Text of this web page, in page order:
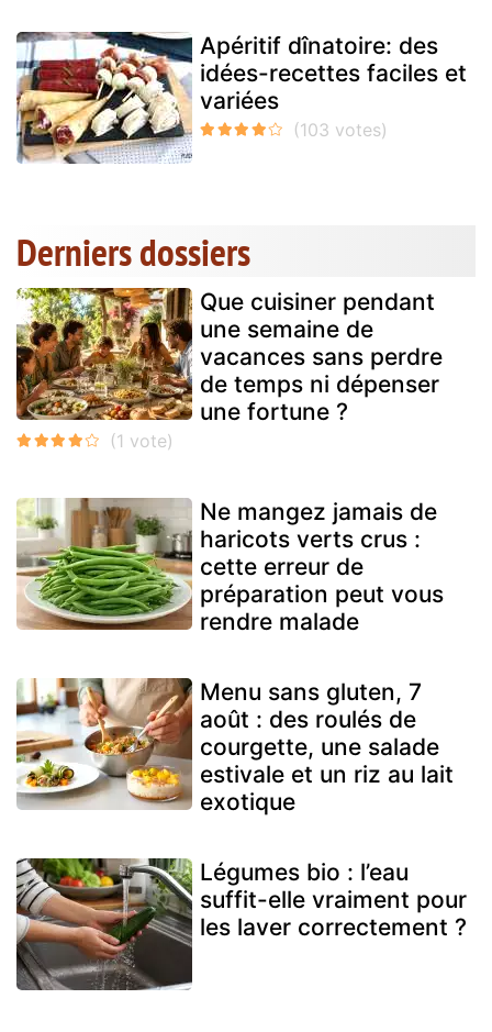
Apéritif dînatoire: des
idées-recettes faciles et
variées
Derniers dossiers
Que cuisiner pendant
une semaine de
vacances sans perdre
de temps ni dépenser
une fortune ?
Ne mangez jamais de
haricots verts crus :
cette erreur de
préparation peut vous
rendre malade
Menu sans gluten, 7
août : des roulés de
courgette, une salade
estivale et un riz au lait
exotique
Légumes bio : l’eau
suffit-elle vraiment pour
les laver correctement ?